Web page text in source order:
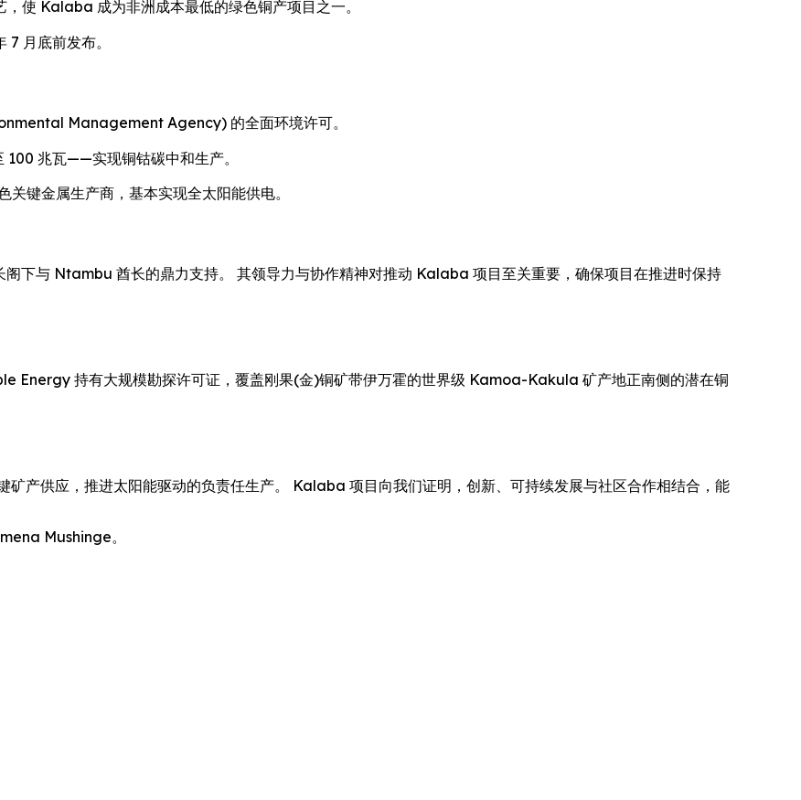
使 Kalaba 成为非洲成本最低的绿色铜产项目之一。
月底前发布。
Management Agency) 的全面环境许可。
100 兆瓦——实现铜钴碳中和生产。
键金属生产商，基本实现全太阳能供电。
下与 Ntambu 酋长的鼎力支持。 其领导力与协作精神对推动 Kalaba 项目至关重要，确保项目在推进时保持
持有大规模勘探许可证，覆盖刚果(金)铜矿带伊万霍的世界级 Kamoa-Kakula 矿产地正南侧的潜在铜
矿产供应，推进太阳能驱动的负责任生产。 Kalaba 项目向我们证明，创新、可持续发展与社区合作相结合，能
Mushinge。